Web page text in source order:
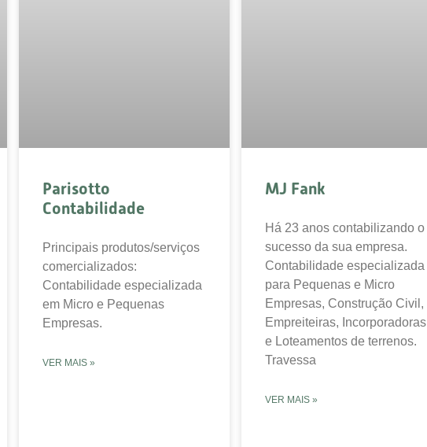
Parisotto
Contabilidade
Principais produtos/serviços
comercializados:
Contabilidade especializada
em Micro e Pequenas
Empresas.
VER MAIS »
MJ Fank
Há 23 anos contabilizando o
sucesso da sua empresa.
Contabilidade especializada
para Pequenas e Micro
Empresas, Construção Civil,
Empreiteiras, Incorporadoras
e Loteamentos de terrenos.
Travessa
VER MAIS »